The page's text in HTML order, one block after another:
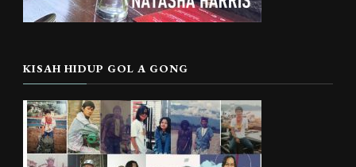
KISAH HIDUP GOL A GONG